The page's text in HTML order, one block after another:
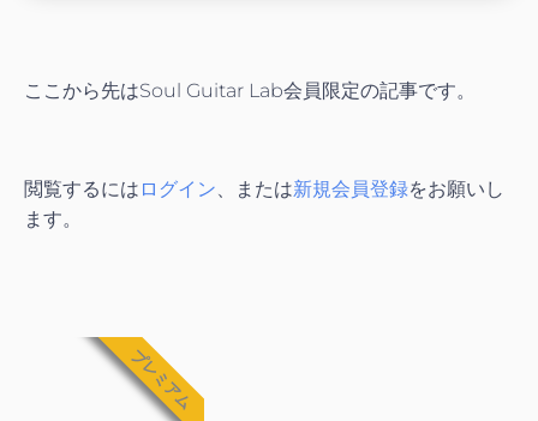
ここから先はSoul Guitar Lab会員限定の記事です。
閲覧するには ログイン、または新規会員登録をお願いし
ます。
プレミアム